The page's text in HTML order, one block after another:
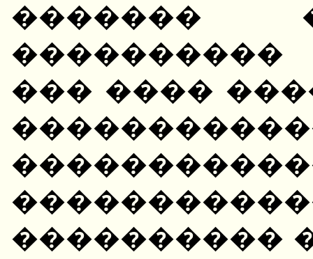
�������
����������
��� ����
����������